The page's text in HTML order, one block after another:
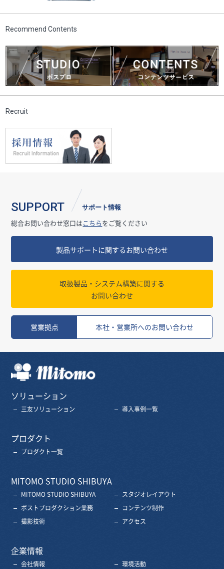
Recommend Contents
Recruit
SUPPORT サポート情報
総合お問い合わせ窓口はこちらをご覧ください
製品サポートに関するお問い合わせ
取扱製品・システム構築に関する
お問い合わせ
営業拠点 本社・営業所へのお問い合わせ
ソリューション
三友ソリューション 導入事例一覧
プロダクト
プロダクト一覧
MITOMO STUDIO SHIBUYA
MITOMO STUDIO SHIBUYA
スタジオレイアウト
ポストプロダクション業務
コンテンツ制作
撮影技術
アクセス
企業情報
会社情報 環境活動